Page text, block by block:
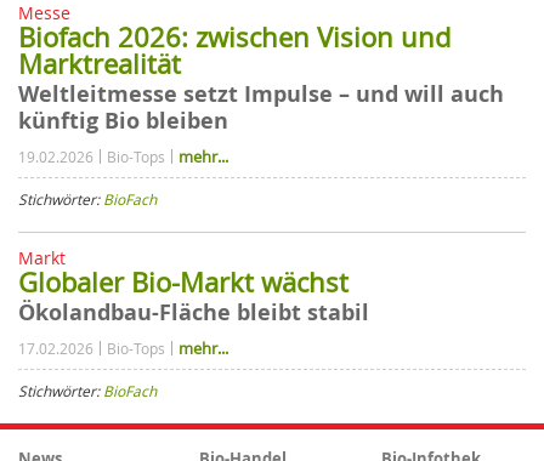
Messe
Biofach 2026: zwischen Vision und
Marktrealität
Weltleitmesse setzt Impulse – und will auch
künftig Bio bleiben
19.02.2026 Bio-Tops mehr...
Stichwörter:BioFach
Markt
Globaler Bio-Markt wächst
Ökolandbau-Fläche bleibt stabil
17.02.2026 Bio-Tops mehr...
Stichwörter:BioFach